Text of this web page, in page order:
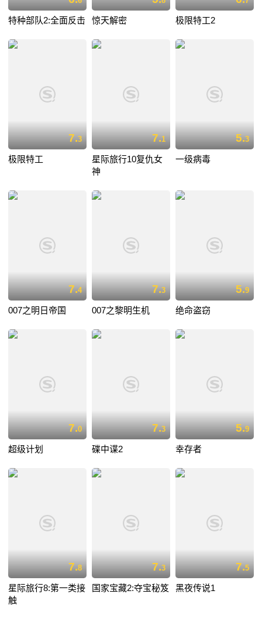
特种部队2:全面反击 惊天解密 极限特工2
7.3
极限特工
7.1
星际旅行10复仇女
神
5.3
一级病毒
7.4
007之明日帝国
7.3
007之黎明生机
5.9
绝命盗窃
7.0
超级计划
7.3
碟中谍2
5.9
幸存者
7.8
星际旅行8:第一类接
触
7.3
国家宝藏2:夺宝秘笈
7.5
黑夜传说1